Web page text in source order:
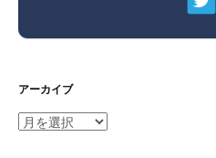
アーカイブ
ア